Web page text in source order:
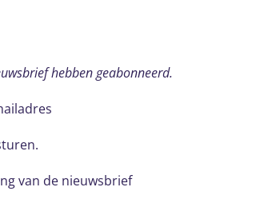
hebben geabonneerd.
van de nieuwsbrief